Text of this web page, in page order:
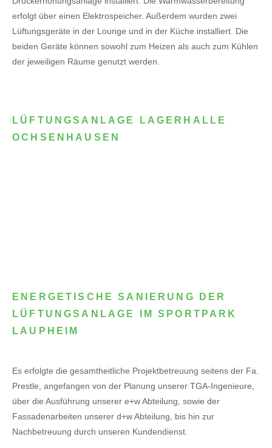
erfolgt über einen Elektrospeicher. Außerdem wurden zwei
Lüftungsgeräte in der Lounge und in der Küche installiert. Die
beiden Geräte können sowohl zum Heizen als auch zum Kühlen
der jeweiligen Räume genutzt werden.
LÜFTUNGSANLAGE LAGERHALLE
OCHSENHAUSEN
ENERGETISCHE SANIERUNG DER
LÜFTUNGSANLAGE IM SPORTPARK
LAUPHEIM
Es erfolgte die gesamtheitliche Projektbetreuung seitens der Fa.
Prestle, angefangen von der Planung unserer TGA-Ingenieure,
über die Ausführung unserer e+w Abteilung, sowie der
Fassadenarbeiten unserer d+w Abteilung, bis hin zur
Nachbetreuung durch unseren Kundendienst.